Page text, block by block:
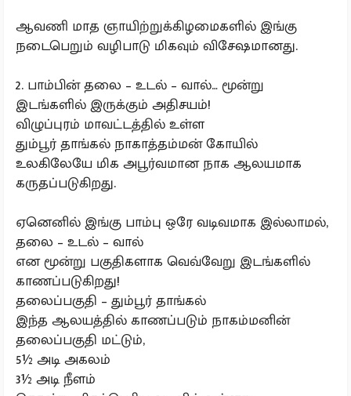
ஆவணி மாத ஞாயிற்றுக்கிழமைகளில் இங்கு
நடைபெறும் வழிபாடு மிகவும் விசேஷமானது.
2. பாம்பின் தலை – உடல் – வால்… மூன்று
இடங்களில் இருக்கும் அதிசயம்!
விழுப்புரம் மாவட்டத்தில் உள்ள
தும்பூர் தாங்கல் நாகாத்தம்மன் கோயில்
உலகிலேயே மிக அபூர்வமான நாக ஆலயமாக
கருதப்படுகிறது.
ஏனெனில் இங்கு பாம்பு ஒரே வடிவமாக இல்லாமல்,
தலை – உடல் – வால்
என மூன்று பகுதிகளாக வெவ்வேறு இடங்களில்
காணப்படுகிறது!
தலைப்பகுதி – தும்பூர் தாங்கல்
இந்த ஆலயத்தில் காணப்படும் நாகம்மனின்
தலைப்பகுதி மட்டும்,
5½ அடி அகலம்
3½ அடி நீளம்